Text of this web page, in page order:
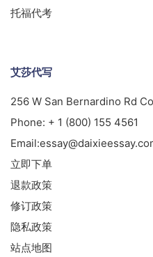
托福代考
艾莎代写
256 W San Bernardino Rd
Phone: + 1 (800) 155 4561
Email:
立即下单
退款政策
修订政策
隐私政策
站点地图